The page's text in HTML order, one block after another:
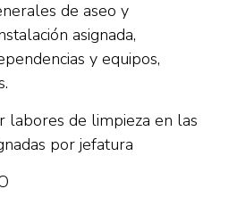
de aseo y
asignada,
y equipos,
labores de limpieza en las
por jefatura